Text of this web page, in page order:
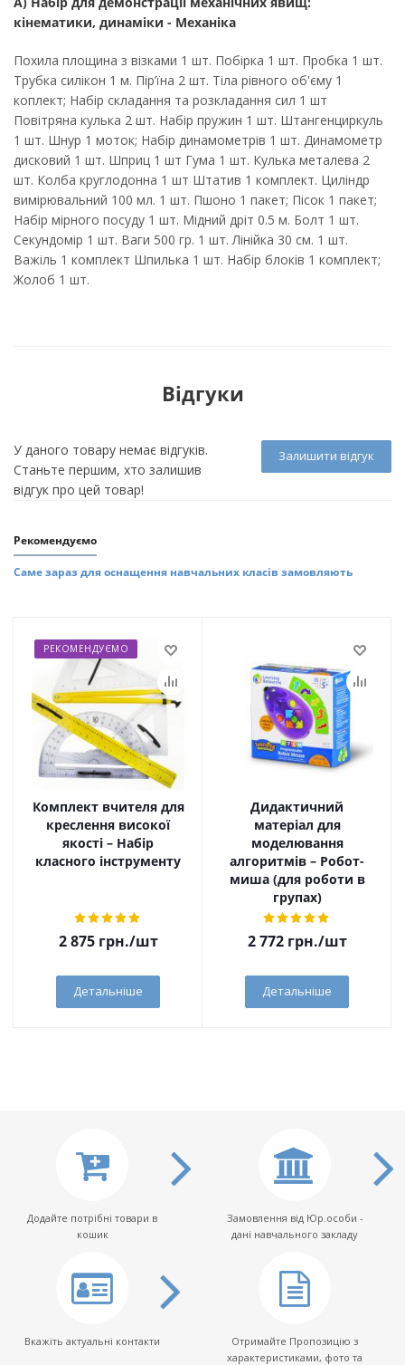
кінематики, динаміки - Механіка
Похила площина з візками 1 шт. Побірка 1 шт. Пробка 1 шт.
Трубка силікон 1 м. Пір’їна 2 шт. Тіла рівного об'єму 1
коплект; Набір складання та розкладання сил 1 шт
Повітряна кулька 2 шт. Набір пружин 1 шт. Штангенциркуль
1 шт. Шнур 1 моток; Набір динамометрів 1 шт. Динамометр
дисковий 1 шт. Шприц 1 шт Гума 1 шт. Кулька металева 2
шт. Колба круглодонна 1 шт Штатив 1 комплект. Циліндр
вимірювальний 100 мл. 1 шт. Пшоно 1 пакет; Пісок 1 пакет;
Набір мірного посуду 1 шт. Мідний дріт 0.5 м. Болт 1 шт.
Секундомір 1 шт. Ваги 500 гр. 1 шт. Лінійка 30 см. 1 шт.
Важіль 1 комплект Шпилька 1 шт. Набір блоків 1 комплект;
Жолоб 1 шт.
Відгуки
Залишити відгук
У даного товару немає відгуків.
Станьте першим, хто залишив
відгук про цей товар!
Рекомендуємо
Саме зараз для оснащення навчальних класів замовляють
РЕКОМЕНДУЄМО
Комплект вчителя для
креслення високої
якості – Набір
класного інструменту
2 875грн./шт
Детальніше
Дидактичний
матеріал для
моделювання
алгоритмів – Робот-
миша (для роботи в
групах)
2 772грн./шт
Детальніше
Додайте потрібні товари в
кошик
Замовлення від Юр.особи -
дані навчального закладу
Вкажіть актуальні контакти
Отримайте Пропозицію з
характеристиками, фото та